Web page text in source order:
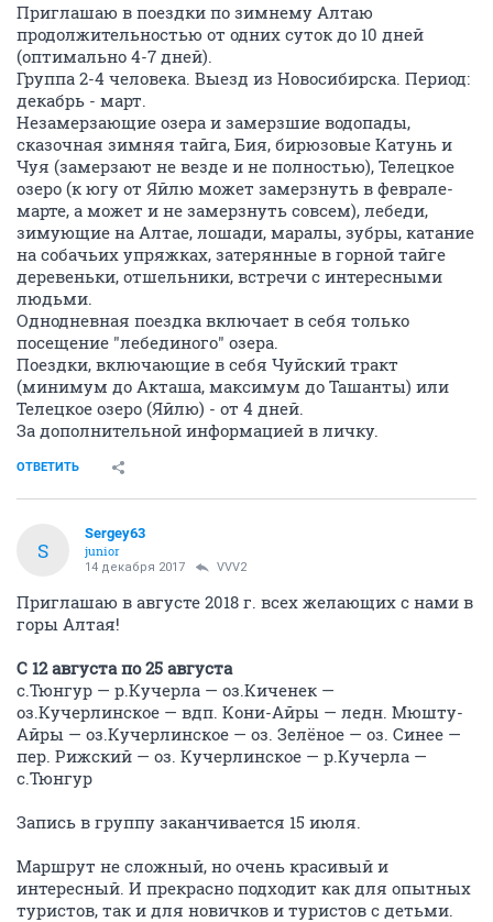
Приглашаю в поездки по зимнему Алтаю
продолжительностью от одних суток до 10 дней
(оптимально 4-7 дней).
Группа 2-4 человека. Выезд из Новосибирска. Период:
декабрь - март.
Незамерзающие озера и замерзшие водопады,
сказочная зимняя тайга, Бия, бирюзовые Катунь и
Чуя (замерзают не везде и не полностью), Телецкое
озеро (к югу от Яйлю может замерзнуть в феврале-
марте, а может и не замерзнуть совсем), лебеди,
зимующие на Алтае, лошади, маралы, зубры, катание
на собачьих упряжках, затерянные в горной тайге
деревеньки, отшельники, встречи с интересными
людьми.
Однодневная поездка включает в себя только
посещение "лебединого" озера.
Поездки, включающие в себя Чуйский тракт
(минимум до Акташа, максимум до Ташанты) или
Телецкое озеро (Яйлю) - от 4 дней.
За дополнительной информацией в личку.
ОТВЕТИТЬ
S
Sergey63
junior
14 декабря 2017 VVV2
Приглашаю в августе 2018 г. всех желающих с нами в
горы Алтая!
С 12 августа по 25 августа
с.Тюнгур — р.Кучерла — оз.Киченек —
оз.Кучерлинское — вдп. Кони-Айры — ледн. Мюшту-
Айры — оз.Кучерлинское — оз. Зелёное — оз. Синее —
пер. Рижский — оз. Кучерлинское — р.Кучерла —
с.Тюнгур
Запись в группу заканчивается 15 июля.
Маршрут не сложный, но очень красивый и
интересный. И прекрасно подходит как для опытных
туристов, так и для новичков и туристов с детьми.